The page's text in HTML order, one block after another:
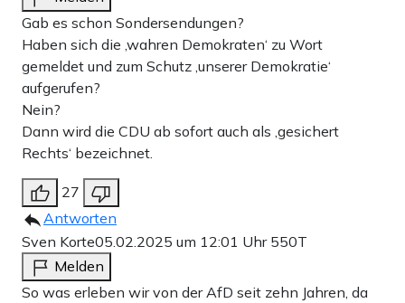
Gab es schon Sondersendungen?
Haben sich die ‚wahren Demokraten‘ zu Wort
gemeldet und zum Schutz ‚unserer Demokratie‘
aufgerufen?
Nein?
Dann wird die CDU ab sofort auch als ‚gesichert
Rechts‘ bezeichnet.
27
Antworten
Sven Korte05.02.2025 um 12:01 Uhr 550T
Melden
So was erleben wir von der AfD seit zehn Jahren, da